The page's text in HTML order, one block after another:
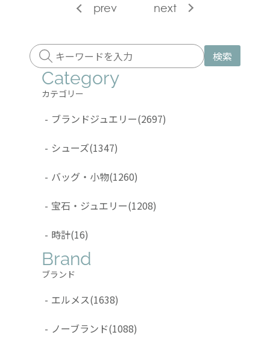
prev next
検索
Category
カテゴリー
- ブランドジュエリー(2697)
- シューズ(1347)
- バッグ・小物(1260)
- 宝石・ジュエリー(1208)
- 時計(16)
Brand
ブランド
- エルメス(1638)
- ノーブランド(1088)